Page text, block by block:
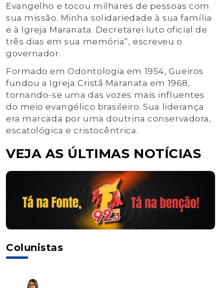
Evangelho e tocou milhares de pessoas com
sua missão. Minha solidariedade à sua família
e à Igreja Maranata. Decretarei luto oficial de
três dias em sua memória”, escreveu o
governador.
Formado em Odontologia em 1954, Gueiros
fundou a Igreja Cristã Maranata em 1968,
tornando-se uma das vozes mais influentes
do meio evangélico brasileiro. Sua liderança
era marcada por uma doutrina conservadora,
escatológica e cristocêntrica.
VEJA AS ÚLTIMAS NOTÍCIAS
Colunistas